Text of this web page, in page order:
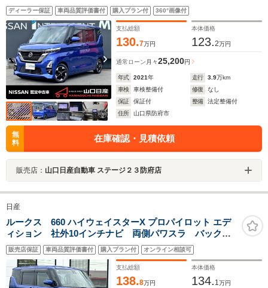
ディーラー保証 車両品質評価書付 購入プラン付 360°画像付
支払総額
130.7万円
本体価格
123.2万円
通常ローン 月々25,200円
年式 2021年 走行 3.9万km
車検
車検整備付 修復
なし
保証
保証付 整備
法定整備付
住所
山口県防府市
無
料
在庫確認・見積依頼
販売店： 山口日産自動車 ステージ２３防府店
日産
ルークス 660 ハイウェイスターX プロパイロット エデ
ィション 社外10インチナビ 両側パワスラ バックカ
メラ アラウンドビュー 純正ドラレコ スマートキ
ー 保証書 取説 純正14インチAW プロパイロット
LEDヘッドライト フォグ 純正マット イモビライザ
ー
販売店保証 車両品質評価書付 購入プラン付 オンライン相談可
支払総額
138.8万円
本体価格
134. 1 万円